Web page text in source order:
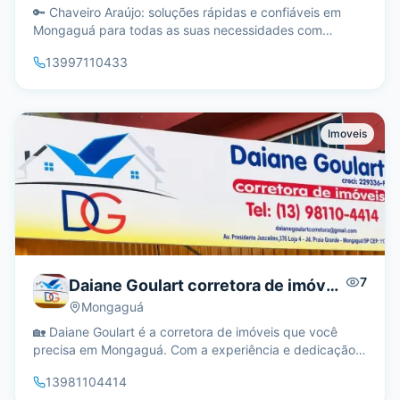
🔑 Chaveiro Araújo: soluções rápidas e confiáveis em
Mongaguá para todas as suas necessidades com
Atendimento ágil e eficiente ✓ Experiência com diversos
você em Mongaguá, com agilidade e praticidade. 💙
Nosso jeito — Tratamos cada cliente com atenção e
cuidado, garantindo que você se sinta seguro e
satisfeito. Entre em contato conosco e conheça o nosso
serviço!
13997110433
Imoveis
Daiane Goulart corretora de imóveis CRECI 229337-F
Mongaguá
7
🏡 Daiane Goulart é a corretora de imóveis que você
precisa em Mongaguá. Com a experiência e dedicação,
tranquila e segura. ✨ Por que escolher a gente: ✓
13981104414